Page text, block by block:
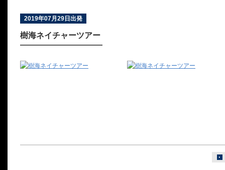
2019年07月29日出発
樹海ネイチャーツアー